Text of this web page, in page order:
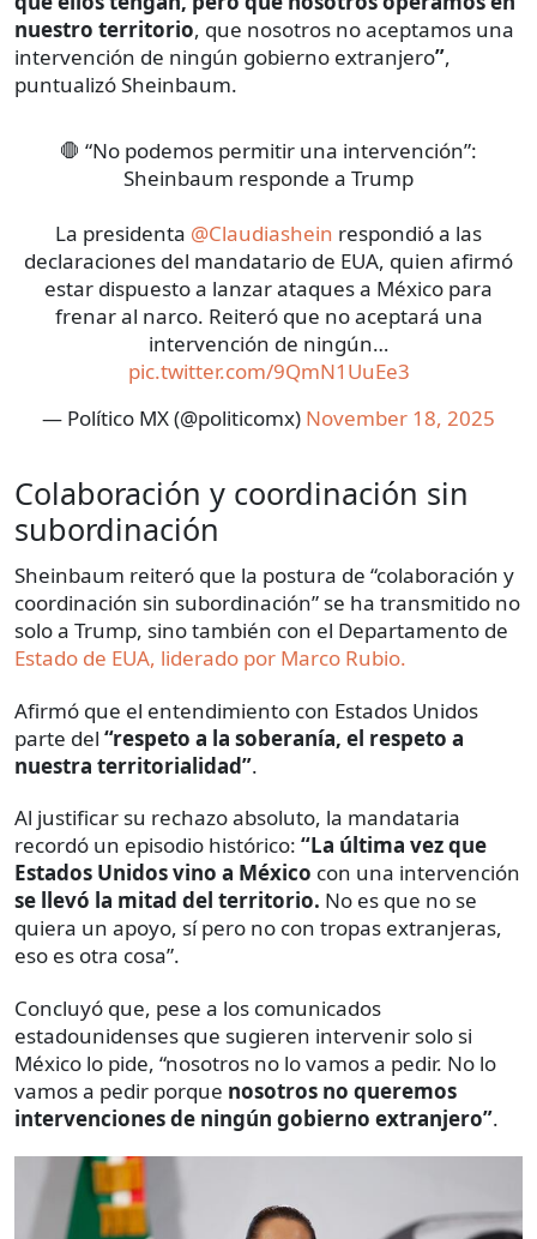
nuestro territorio, que nosotros no aceptamos una
intervención de ningún gobierno extranjero”,
puntualizó Sheinbaum.
🛑 “No podemos permitir una intervención”:
Sheinbaum responde a Trump
La presidenta @Claudiashein respondió a las
declaraciones del mandatario de EUA, quien afirmó
estar dispuesto a lanzar ataques a México para
frenar al narco. Reiteró que no aceptará una
intervención de ningún…
pic.twitter.com/9QmN1UuEe3
— Político MX (@politicomx) November 18, 2025
Colaboración y coordinación sin
subordinación
Sheinbaum reiteró que la postura de “colaboración y
coordinación sin subordinación” se ha transmitido no
solo a Trump, sino también con el Departamento de
Estado de EUA, liderado por Marco Rubio.
Afirmó que el entendimiento con Estados Unidos
parte del “respeto a la soberanía, el respeto a
nuestra territorialidad”.
Al justificar su rechazo absoluto, la mandataria
recordó un episodio histórico: “La última vez que
Estados Unidos vino a México con una intervención
se llevó la mitad del territorio. No es que no se
quiera un apoyo, sí pero no con tropas extranjeras,
eso es otra cosa”.
Concluyó que, pese a los comunicados
estadounidenses que sugieren intervenir solo si
México lo pide, “nosotros no lo vamos a pedir. No lo
vamos a pedir porque nosotros no queremos
intervenciones de ningún gobierno extranjero”.